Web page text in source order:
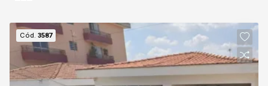
Cód.3587